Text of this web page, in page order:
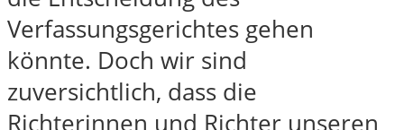
Verfassungsgerichtes gehen
könnte. Doch wir sind
zuversichtlich, dass die
Richterinnen und Richter unseren